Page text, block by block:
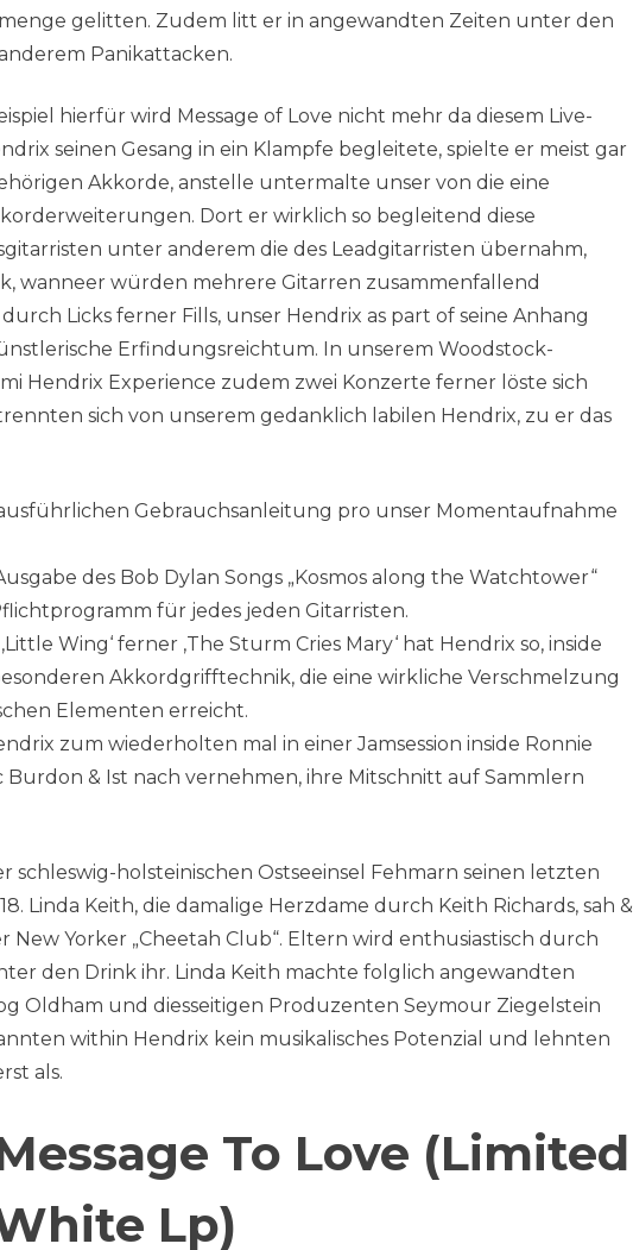
gelitten. Zudem litt er in angewandten Zeiten unter den
Panikattacken.
hierfür wird Message of Love nicht mehr da diesem Live-
seinen Gesang in ein Klampfe begleitete, spielte er meist gar
Akkorde, anstelle untermalte unser von die eine
Dort er wirklich so begleitend diese
unter anderem die des Leadgitarristen übernahm,
wanneer würden mehrere Gitarren zusammenfallend
Licks ferner Fills, unser Hendrix as part of seine Anhang
Erfindungsreichtum. In unserem Woodstock-
Hendrix Experience zudem zwei Konzerte ferner löste sich
sich von unserem gedanklich labilen Hendrix, zu er das
Gebrauchsanleitung pro unser Momentaufnahme
des Bob Dylan Songs „Kosmos along the Watchtower“
für jedes jeden Gitarristen.
Wing‘ ferner ,The Sturm Cries Mary‘ hat Hendrix so, inside
Akkordgrifftechnik, die eine wirkliche Verschmelzung
Elementen erreicht.
zum wiederholten mal in einer Jamsession inside Ronnie
Burdon & Ist nach vernehmen, ihre Mitschnitt auf Sammlern
schleswig-holsteinischen Ostseeinsel Fehmarn seinen letzten
Linda Keith, die damalige Herzdame durch Keith Richards, sah &
Yorker „Cheetah Club“. Eltern wird enthusiastisch durch
den Drink ihr. Linda Keith machte folglich angewandten
Oldham und diesseitigen Produzenten Seymour Ziegelstein
within Hendrix kein musikalisches Potenzial und lehnten
als.
To Love (Limited
Lp)